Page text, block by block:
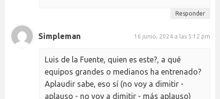
Responder
Simpleman 16 junio, 2024 a las 5:12 pm
Luis de la Fuente, quien es este?, a qué
equipos grandes o medianos ha entrenado?
Aplaudir sabe, eso sí (no voy a dimitir -
aplauso - no voy a dimitir - más aplauso)